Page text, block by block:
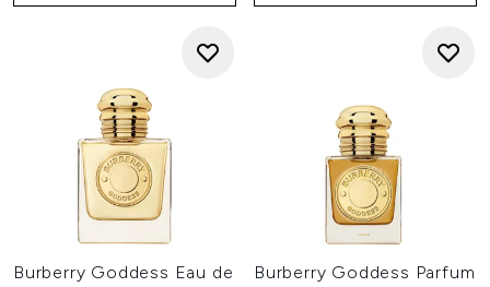
Burberry Goddess Eau de
Burberry Goddess Parfum